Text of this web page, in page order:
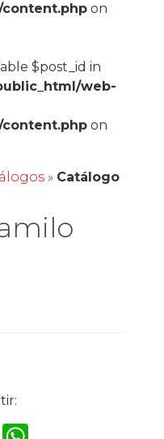
on
$post_id in
web-
on
» Catálogo